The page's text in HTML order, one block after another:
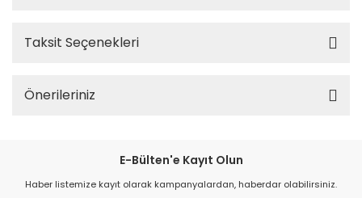
Taksit Seçenekleri
Önerileriniz
E-Bülten'e Kayıt Olun
Haber listemize kayıt olarak kampanyalardan, haberdar olabilirsiniz.